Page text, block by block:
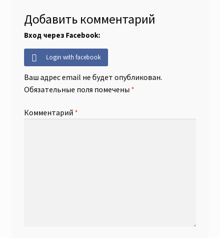
Добавить комментарий
Вход через Facebook:
Login with facebook
Ваш адрес email не будет опубликован.
Обязательные поля помечены *
Комментарий *